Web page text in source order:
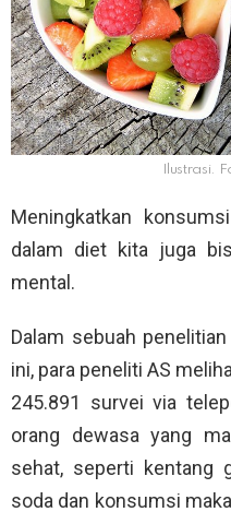
Ilustrasi.
Meningkatkan
dalam diet kita juga
mental.
Dalam sebuah
ini, para peneliti AS
245.891 survei via
orang dewasa yang
sehat, seperti kentang
soda dan konsumsi